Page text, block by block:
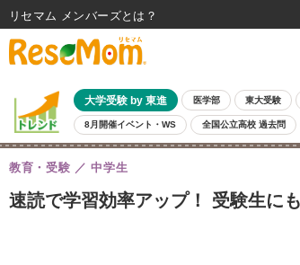
大学受験 by 東進 医学部 東大受験
8月開催イベント・WS 全国公立高校 過去問
速読で学習効率アップ！ 受験生に
教育・受験 中学生
リセマム メンバーズ